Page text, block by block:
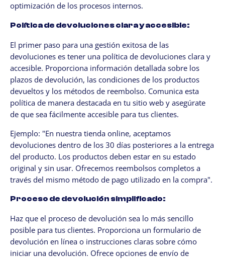
optimización de los procesos internos.
Política de devoluciones clara y accesible:
El primer paso para una gestión exitosa de las
devoluciones es tener una política de devoluciones clara y
accesible. Proporciona información detallada sobre los
plazos de devolución, las condiciones de los productos
devueltos y los métodos de reembolso. Comunica esta
política de manera destacada en tu sitio web y asegúrate
de que sea fácilmente accesible para tus clientes.
Ejemplo: "En nuestra tienda online, aceptamos
devoluciones dentro de los 30 días posteriores a la entrega
del producto. Los productos deben estar en su estado
original y sin usar. Ofrecemos reembolsos completos a
través del mismo método de pago utilizado en la compra".
Proceso de devolución simplificado:
Haz que el proceso de devolución sea lo más sencillo
posible para tus clientes. Proporciona un formulario de
devolución en línea o instrucciones claras sobre cómo
iniciar una devolución. Ofrece opciones de envío de